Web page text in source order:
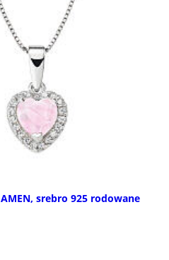
srebro 925 rodowane